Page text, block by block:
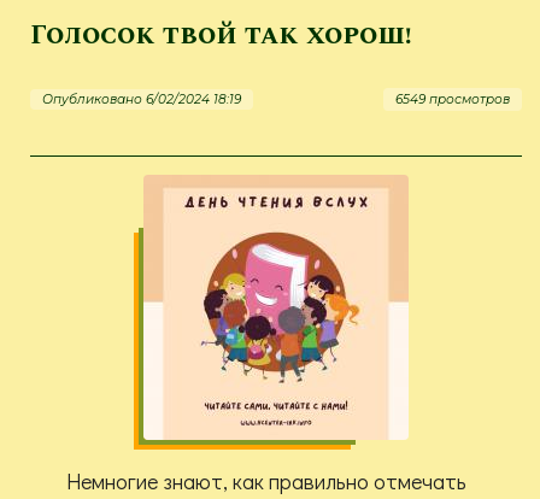
Голосок твой так хорош!
Опубликовано 6/02/2024 18:19 6549 просмотров
Немногие знают, как правильно отмечать